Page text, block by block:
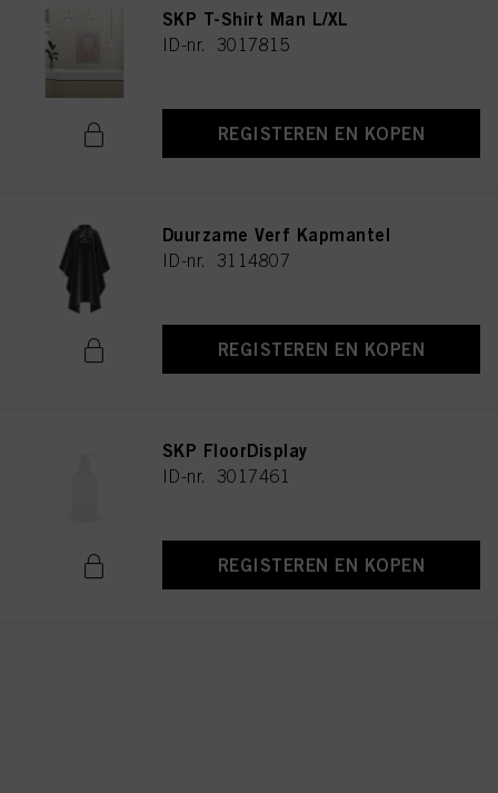
SKP T-Shirt Man L/XL
ID-nr. 3017815
REGISTEREN EN KOPEN
Duurzame Verf Kapmantel
ID-nr. 3114807
REGISTEREN EN KOPEN
SKP FloorDisplay
ID-nr. 3017461
REGISTEREN EN KOPEN